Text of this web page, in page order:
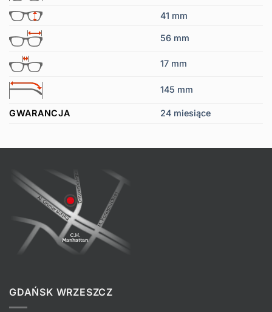
41 mm
56 mm
17 mm
145 mm
GWARANCJA 24 miesiące
GDAŃSK WRZESZCZ